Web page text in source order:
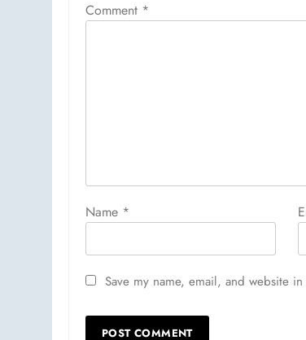
Comment *
Name *
Save my name, email, and website